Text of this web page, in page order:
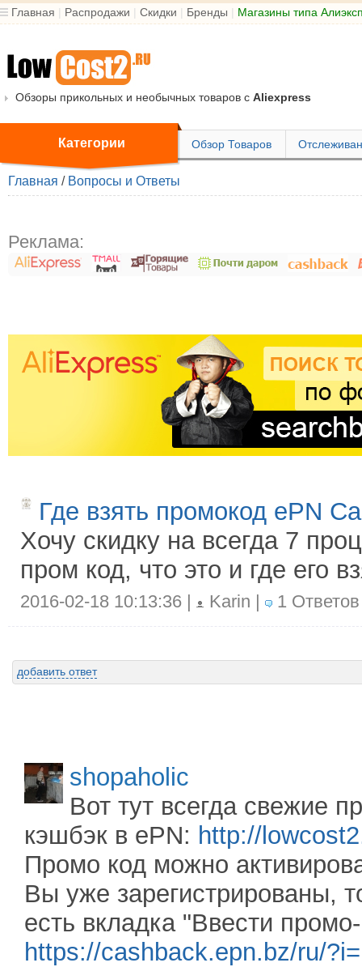
Главная | Распродажи | Скидки | Бренды | Магазины типа
Обзоры прикольных и необычных товаров с Aliexpress
Категории Обзор Товаров
Главная / Вопросы и Ответы
Реклама:
Где взять промокод ePN
Хочу скидку на всегда 7
пром код, что это и где его
2016-02-18 10:13:36 | Karin | 1
добавить ответ
shopaholic
Вот тут всегда свежие
кэшбэк в ePN: http://
Промо код можно
Вы уже зарегистрированы,
есть вкладка "Ввести
https://cashback.epn.bz/ru/